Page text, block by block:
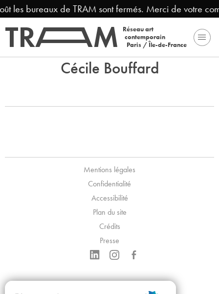
les bureaux de TRAM sont fermés. Merci de votre
Réseau art
contemporain
Paris / Île-de-France
Cécile Bouffard
Mentions légales
Confidentialité
Accessibilité
Plan du site
Crédits
Presse